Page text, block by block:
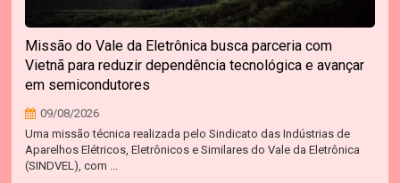
Missão do Vale da Eletrônica busca parceria com
Vietnã para reduzir dependência tecnológica e avançar
em semicondutores
09/08/2026
Uma missão técnica realizada pelo Sindicato das Indústrias de
Aparelhos Elétricos, Eletrônicos e Similares do Vale da Eletrônica
(SINDVEL), com ...